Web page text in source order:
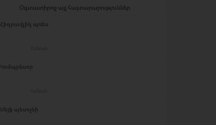
Օգտատիրոջ այլ հայտարարություններ
Հիդրավլիկ պռես
Կոմպրեսոր
Սեյֆ պեսոչնի